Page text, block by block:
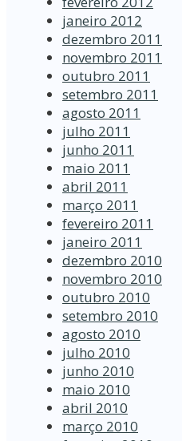
janeiro 2012
dezembro 2011
novembro 2011
outubro 2011
setembro 2011
agosto 2011
julho 2011
junho 2011
maio 2011
abril 2011
março 2011
fevereiro 2011
janeiro 2011
dezembro 2010
novembro 2010
outubro 2010
setembro 2010
agosto 2010
julho 2010
junho 2010
maio 2010
abril 2010
março 2010